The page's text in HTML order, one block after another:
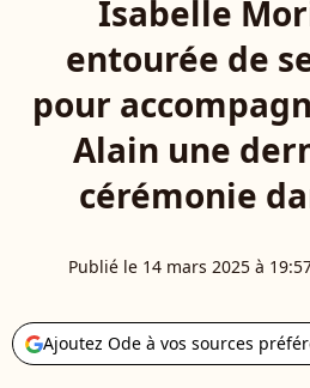
Isabelle
entourée de
pour
Alain une
cérémonie
Publié le 14 mars 2025 à
Ajoutez Ode à vos sources